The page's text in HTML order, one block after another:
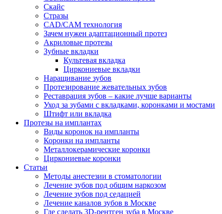
Скайс
Стразы
CAD/CAM технология
Зачем нужен адаптационный протез
Акриловые протезы
Зубные вкладки
Культевая вкладка
Циркониевые вкладки
Наращивание зубов
Протезирование жевательных зубов
Реставрация зубов – какие лучше варианты
Уход за зубами с вкладками, коронками и мостами
Штифт или вкладка
Протезы на имплантах
Виды коронок на импланты
Коронки на импланты
Металлокерамические коронки
Циркониевые коронки
Статьи
Методы анестезии в стоматологии
Лечение зубов под общим наркозом
Лечение зубов под седацией
Лечение каналов зубов в Москве
Где сделать 3D-рентген зуба в Москве